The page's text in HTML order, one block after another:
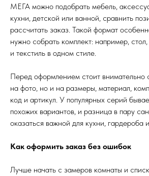
МЕГА можно подобрать мебель,
кухни, детской или ванной, сравнить
рассчитать заказ. Такой формат
нужно собрать комплект: например,
и текстиль в одном стиле.
Перед оформлением стоит внимательно
на фото, но и на размеры, материал,
код и артикул. У популярных серий
похожих вариантов, и разница в пару
оказаться важной для кухни, гардероба
Как оформить заказ без ошибок
Лучше начать с замеров комнаты и